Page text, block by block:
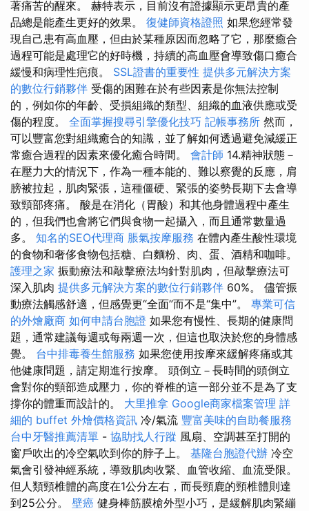
著痛苦的醒來。 赫特表示，目前沒有證據顯示更昂貴的產
品總是能產生更好的效果。 復健師資格證照 如果您經常發
現自己患有高血壓，但由於某種原因而忽略了它，那麼癒合
過程可能是處理它的好時機，持續的高血壓會導致傷口癒合
緩慢和病理性疤痕。 SSL證書的重要性 提供多元解決方案
的數位行銷夥伴 受傷的困難在於有些因素是你無法控制
的，例如你的年齡、受損組織的類型、組織的血液供應或受
傷的程度。 全面掌握搜尋引擎優化技巧 記帳事務所 然而，
可以豐富您對組織癒合的知識，並了解如何透過避免減緩正
常癒合過程的因素來優化癒合時間。 會計師 14.精神狀態－
在壓力大的情況下，作為一種本能的、難以察覺的反應，肩
膀被拉起，肌肉緊張，這種僵硬、緊張的姿勢長期下去會導
致頸部疼痛。 酸是在消化（胃酸）和其他身體過程中產生
的，但我們也會將它們與食物一起攝入，而且通常數量過
多。 知名的SEO代理商 脹氣按摩服務 在體內產生酸性環境
的食物和奢侈食物包括糖、白麵粉、肉、蛋、酒精和咖啡。
護理之家 振動療法和敲擊療法均針對肌肉，但敲擊療法可
深入肌肉 提供多元解決方案的數位行銷夥伴 60%。 儘管振
動療法觸感舒適，但感覺更“全面”而不是“集中”。 專業可信
的外燴廠商 如何申請台胞證 如果您有慢性、長期的健康問
題，通常建議每週或每兩週一次，但這也取決於您的身體感
覺。 台中排毒養生館服務 如果您使用按摩來緩解疼痛或其
他健康問題，請定期進行按摩。 頭倒立－長時間的頭倒立
會對你的頸部造成壓力，你的脊椎的這一部分並不是為了支
撐你的體重而設計的。 大里推拿 Google商家檔案管理 詳
細的 buffet 外燴價格資訊 冷/氣流 豐富美味的自助餐服務
台中牙醫推薦清單 - 協助找人行蹤 風扇、空調甚至打開的
窗戶吹出的冷空氣吹到你的脖子上。 基隆台胞證代辦 冷空
氣會引發神經系統，導致肌肉收緊、血管收縮、血流受限。
但人類頸椎體的高度在1公分左右，而長頸鹿的頸椎體則達
到25公分。 壁癌 健身棒筋膜槍外型小巧，是緩解肌肉緊繃